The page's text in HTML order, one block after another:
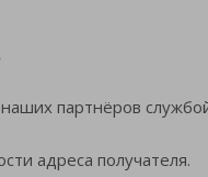
партнёров
адреса получателя.